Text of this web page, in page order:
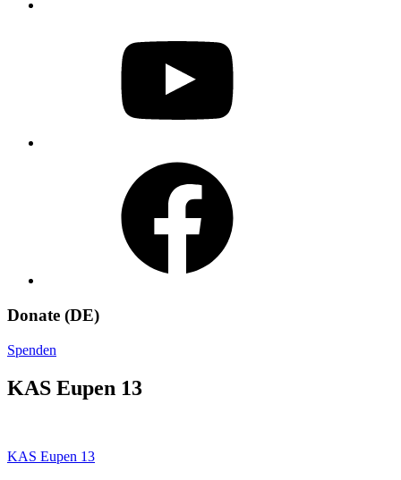
Donate (DE)
Spenden
KAS Eupen 13
Beitragsnavigation
KAS Eupen 13